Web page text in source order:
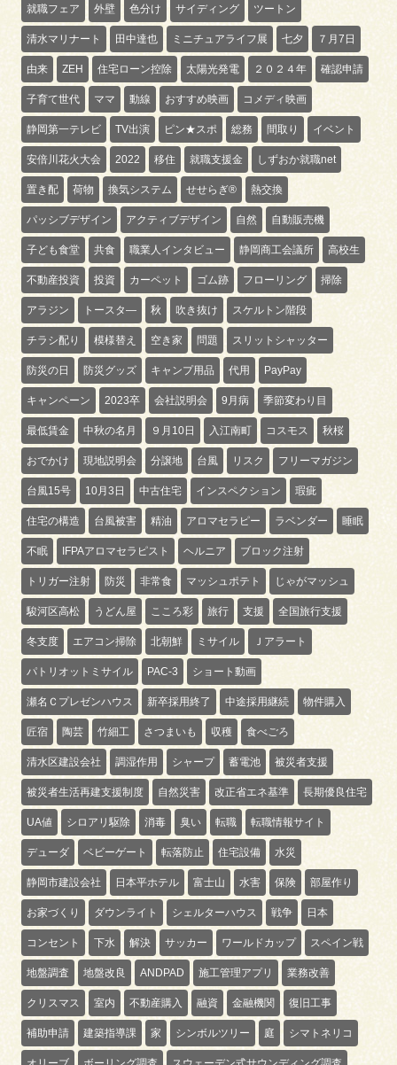
就職フェア 外壁 色分け サイディング ツートン
清水マリナート 田中達也 ミニチュアライフ展 七夕 ７月7日
由来 ZEH 住宅ローン控除 太陽光発電 ２０２４年 確認申請
子育て世代 ママ 動線 おすすめ映画 コメディ映画
静岡第一テレビ TV出演 ピン★スポ 総務 間取り イベント
安倍川花火大会 2022 移住 就職支援金 しずおか就職net
置き配 荷物 換気システム せせらぎ® 熱交換
パッシブデザイン アクティブデザイン 自然 自動販売機
子ども食堂 共食 職業人インタビュー 静岡商工会議所 高校生
不動産投資 投資 カーペット ゴム跡 フローリング 掃除
アラジン トースタ― 秋 吹き抜け スケルトン階段
チラシ配り 模様替え 空き家 問題 スリットシャッター
防災の日 防災グッズ キャンプ用品 代用 PayPay
キャンペーン 2023卒 会社説明会 9月病 季節変わり目
最低賃金 中秋の名月 ９月10日 入江南町 コスモス 秋桜
おでかけ 現地説明会 分譲地 台風 リスク フリーマガジン
台風15号 10月3日 中古住宅 インスペクション 瑕疵
住宅の構造 台風被害 精油 アロマセラピー ラベンダー 睡眠
不眠 IFPAアロマセラピスト ヘルニア ブロック注射
トリガー注射 防災 非常食 マッシュポテト じゃがマッシュ
駿河区高松 うどん屋 こころ彩 旅行 支援 全国旅行支援
冬支度 エアコン掃除 北朝鮮 ミサイル Ｊアラート
パトリオットミサイル PAC-3 ショート動画
瀬名Ｃプレゼンハウス 新卒採用終了 中途採用継続 物件購入
匠宿 陶芸 竹細工 さつまいも 収穫 食べごろ
清水区建設会社 調湿作用 シャープ 蓄電池 被災者支援
被災者生活再建支援制度 自然災害 改正省エネ基準 長期優良住宅
UA値 シロアリ駆除 消毒 臭い 転職 転職情報サイト
デューダ ベビーゲート 転落防止 住宅設備 水災
静岡市建設会社 日本平ホテル 富士山 水害 保険 部屋作り
お家づくり ダウンライト シェルターハウス 戦争 日本
コンセント 下水 解決 サッカー ワールドカップ スペイン戦
地盤調査 地盤改良 ANDPAD 施工管理アプリ 業務改善
クリスマス 室内 不動産購入 融資 金融機関 復旧工事
補助申請 建築指導課 家 シンボルツリー 庭 シマトネリコ